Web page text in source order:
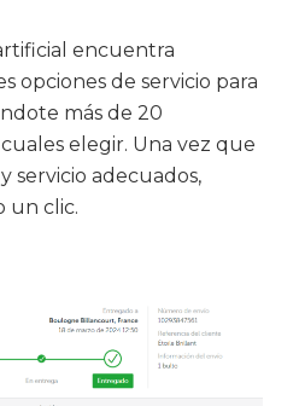
encuentra
opciones de servicio para
más de 20
elegir. Una vez que
servicio adecuados,
un clic.